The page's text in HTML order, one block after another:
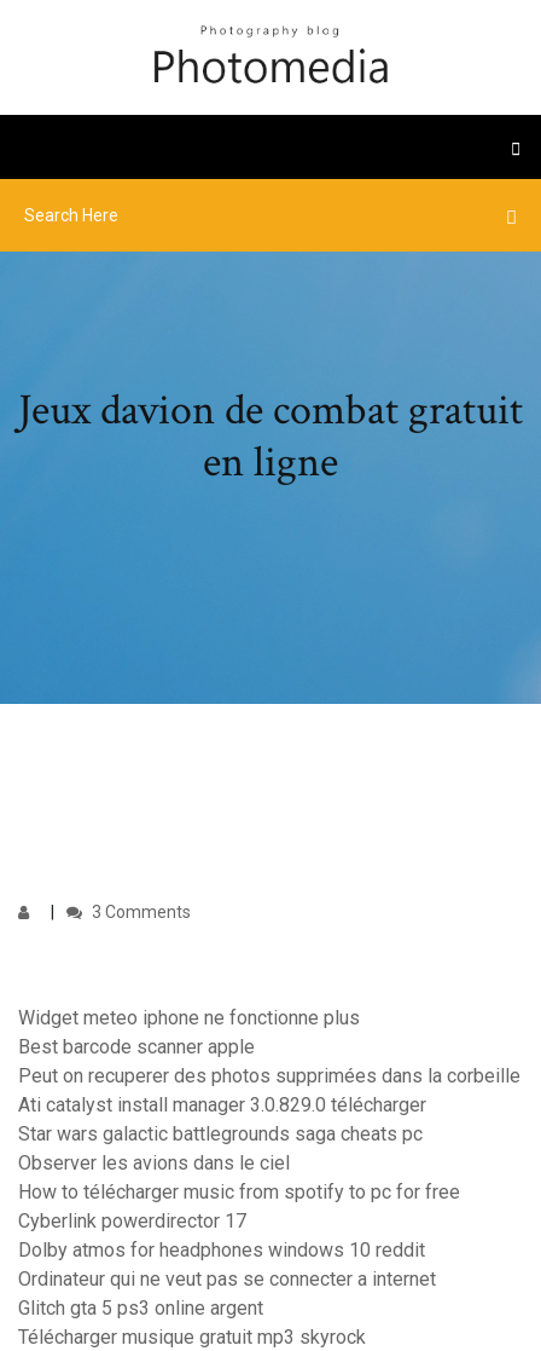
Jeux davion de combat gratuit
en ligne
3 Comments
Widget meteo iphone ne fonctionne plus
Best barcode scanner apple
Peut on recuperer des photos supprimées dans la corbeille
Ati catalyst install manager 3.0.829.0 télécharger
Star wars galactic battlegrounds saga cheats pc
Observer les avions dans le ciel
How to télécharger music from spotify to pc for free
Cyberlink powerdirector 17
Dolby atmos for headphones windows 10 reddit
Ordinateur qui ne veut pas se connecter a internet
Glitch gta 5 ps3 online argent
Télécharger musique gratuit mp3 skyrock